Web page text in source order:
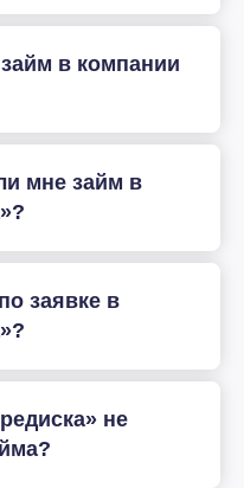
в компании
мне займ в
заявке в
не